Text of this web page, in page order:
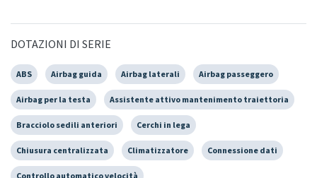
DOTAZIONI DI SERIE
ABS Airbag guida Airbag laterali Airbag passeggero
Airbag per la testa Assistente attivo mantenimento traiettoria
Bracciolo sedili anteriori Cerchi in lega
Chiusura centralizzata Climatizzatore Connessione dati
Controllo automatico velocità